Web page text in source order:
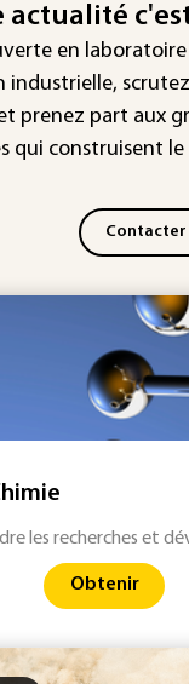
force" progressif
les prochains
actualité
en laboratoire
industrielle,
prenez part aux
qui construisent
les recherches et
Obtenir